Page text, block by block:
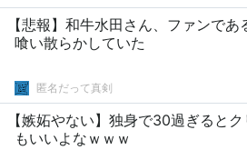
【悲報】和牛水田さん、ファンであ
喰い散らかしていた
匿名だって真剣
【嫉妬やない】独身で30過ぎると
もいいよなｗｗｗ